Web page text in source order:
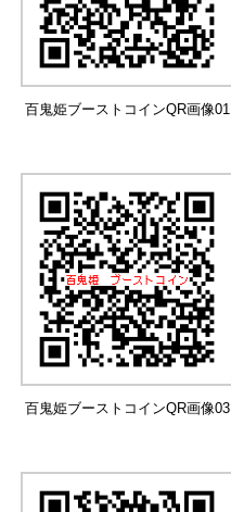
百鬼姫ブーストコインQR画像01
百鬼姫ブーストコインQR画像03